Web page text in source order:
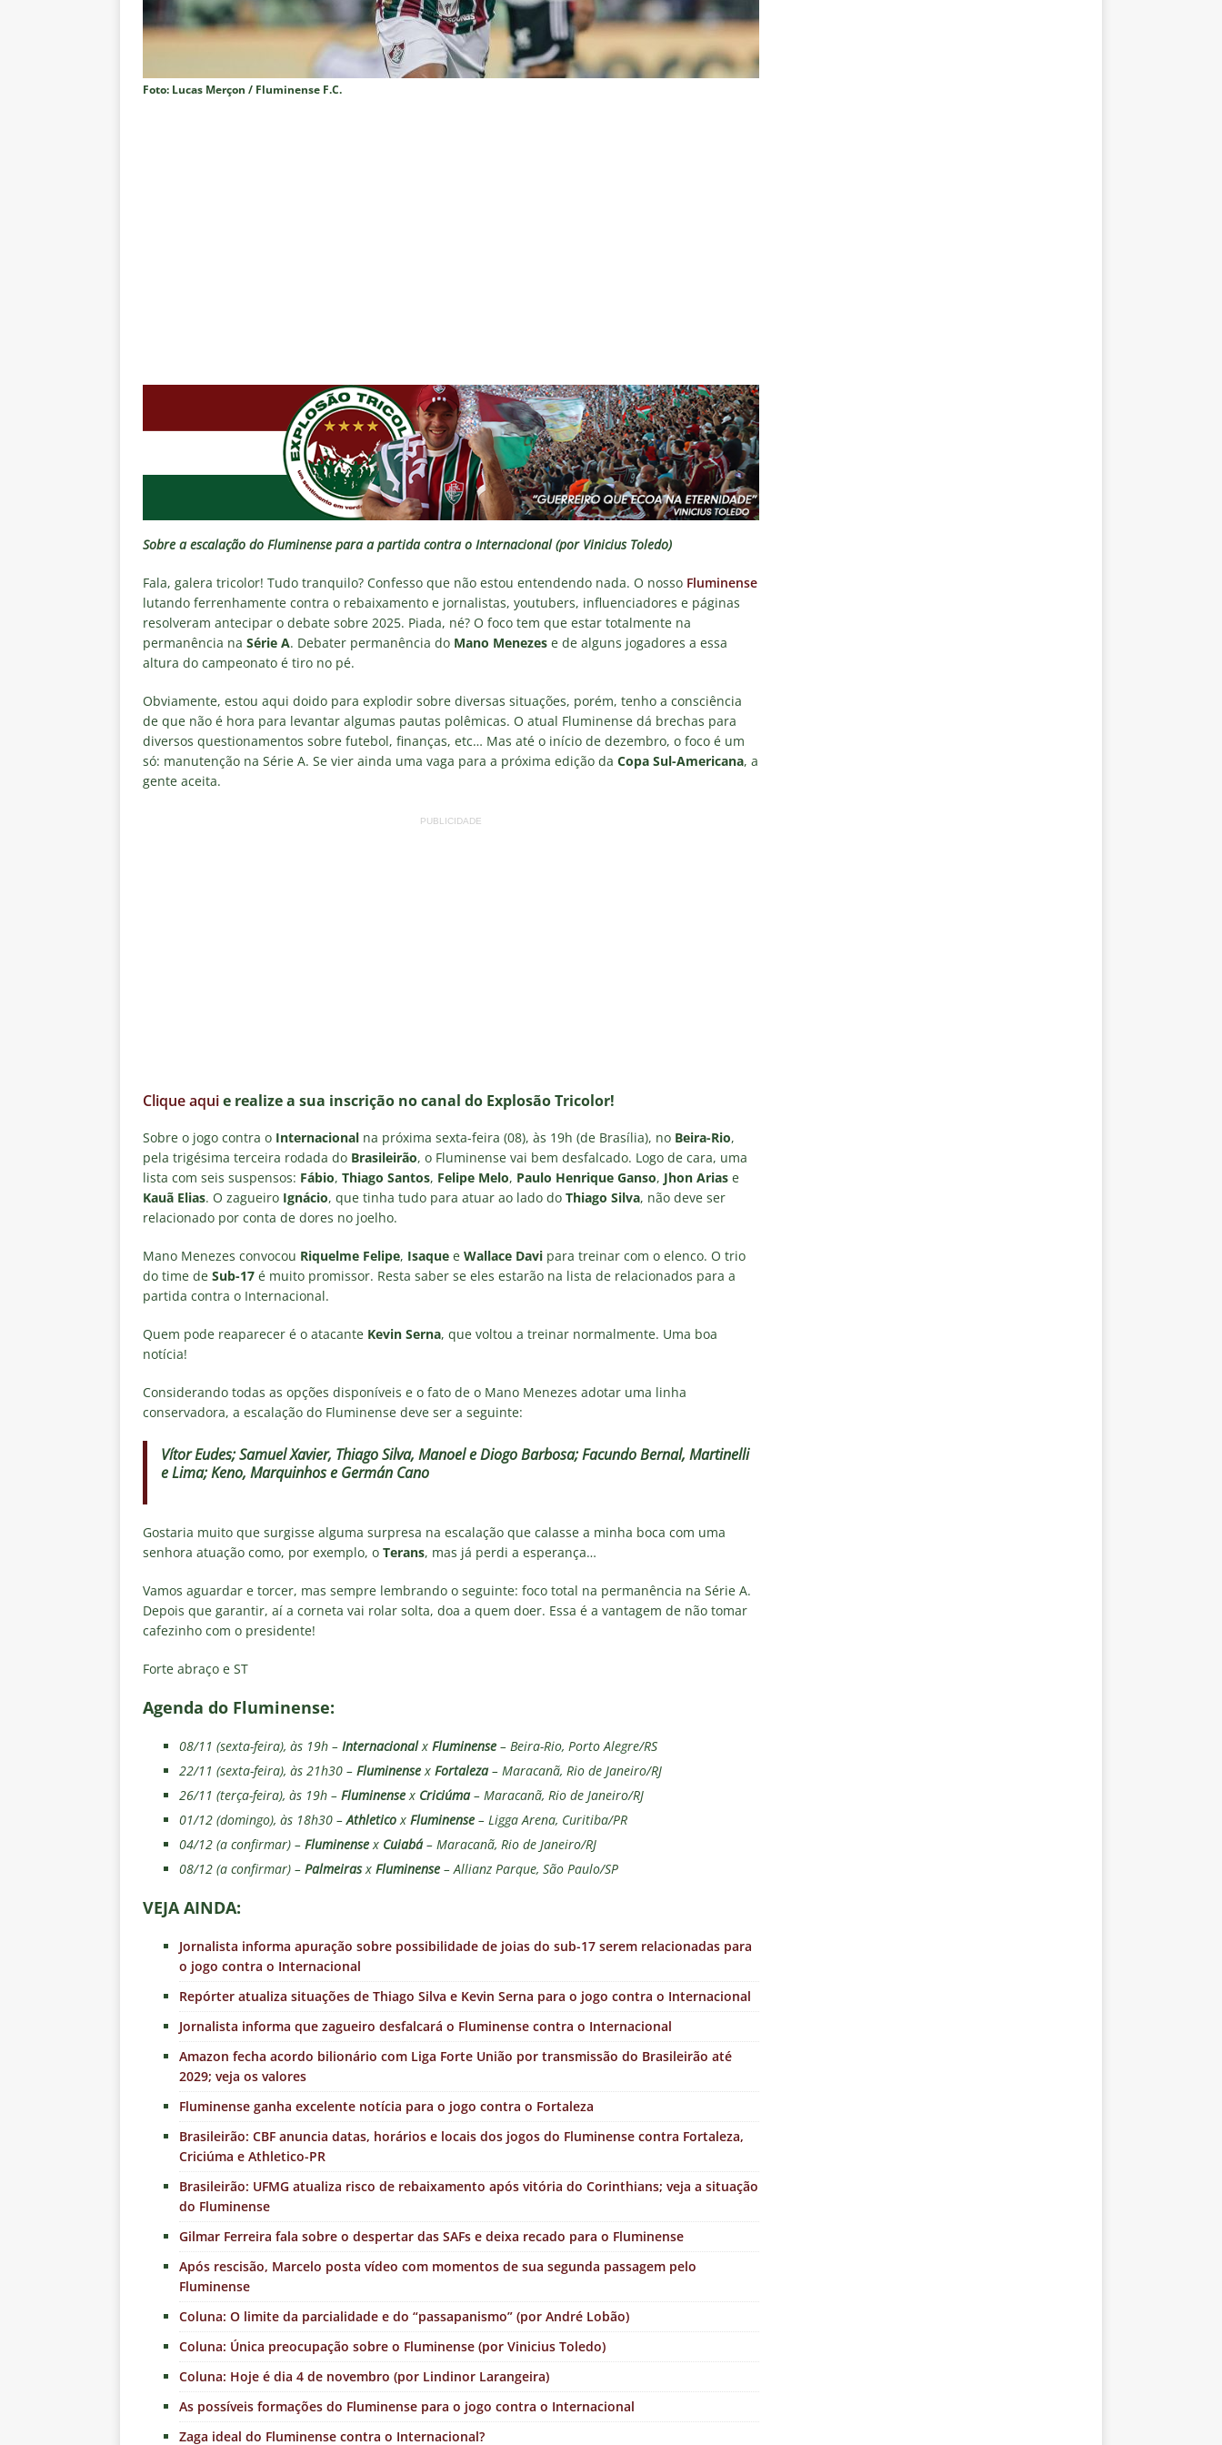
dispara Vinicius Toledo
COLUNAS
[ 7 de agosto de 2026 ] Fluminense faz anúncio sobre o futuro do volante Ruan Sales
NOTÍCIAS
Mercado da bola: Estafe de Luiz Henrique informa encerramento de
[ 7 de agosto de 2026 ] Brasileirão 2026: CBF divulga arbitragem para Botafogo x Fluminense
NOTÍCIAS
[ 7 de agosto de 2026 ] Ex-Fluminense, Fabinho toma decisão após saída do Al-Ittihad
[ 7 de agosto de 2026 ]
Botafogo x Fluminense: onde assistir ao vivo, horário e escalações do
clássico pelo Brasileirão 2026
NOTÍCIAS
[ 7 de agosto de 2026 ]
Foto: Lucas Merçon / Fluminense F.C.
Sobre a escalação do Fluminense para a partida contra o Internacional (por Vinicius Toledo)
Fala, galera tricolor! Tudo tranquilo? Confesso que não estou entendendo nada. O nosso Fluminense
lutando ferrenhamente contra o rebaixamento e jornalistas, youtubers, influenciadores e páginas
resolveram antecipar o debate sobre 2025. Piada, né? O foco tem que estar totalmente na
permanência na Série A. Debater permanência do Mano Menezes e de alguns jogadores a essa
altura do campeonato é tiro no pé.
Obviamente, estou aqui doido para explodir sobre diversas situações, porém, tenho a consciência
de que não é hora para levantar algumas pautas polêmicas. O atual Fluminense dá brechas para
diversos questionamentos sobre futebol, finanças, etc… Mas até o início de dezembro, o foco é um
só: manutenção na Série A. Se vier ainda uma vaga para a próxima edição da Copa Sul-Americana, a
gente aceita.
PUBLICIDADE
Clique aquie realize a sua inscrição no canal do Explosão Tricolor!
Sobre o jogo contra o Internacional na próxima sexta-feira (08), às 19h (de Brasília), no Beira-Rio,
pela trigésima terceira rodada do Brasileirão, o Fluminense vai bem desfalcado. Logo de cara, uma
lista com seis suspensos: Fábio, Thiago Santos, Felipe Melo, Paulo Henrique Ganso, Jhon Arias e
Kauã Elias. O zagueiro Ignácio, que tinha tudo para atuar ao lado do Thiago Silva, não deve ser
relacionado por conta de dores no joelho.
Mano Menezes convocou Riquelme Felipe, Isaque e Wallace Davi para treinar com o elenco. O trio
do time de Sub-17 é muito promissor. Resta saber se eles estarão na lista de relacionados para a
partida contra o Internacional.
Quem pode reaparecer é o atacante Kevin Serna, que voltou a treinar normalmente. Uma boa
notícia!
Considerando todas as opções disponíveis e o fato de o Mano Menezes adotar uma linha
conservadora, a escalação do Fluminense deve ser a seguinte:
Vítor Eudes; Samuel Xavier, Thiago Silva, Manoel e Diogo Barbosa; Facundo Bernal, Martinelli
e Lima; Keno, Marquinhos e Germán Cano
Gostaria muito que surgisse alguma surpresa na escalação que calasse a minha boca com uma
senhora atuação como, por exemplo, o Terans, mas já perdi a esperança…
Vamos aguardar e torcer, mas sempre lembrando o seguinte: foco total na permanência na Série A.
Depois que garantir, aí a corneta vai rolar solta, doa a quem doer. Essa é a vantagem de não tomar
cafezinho com o presidente!
Forte abraço e ST
Agenda do Fluminense:
08/11 (sexta-feira), às 19h – Internacionalx Fluminense – Beira-Rio, Porto Alegre/RS
22/11 (sexta-feira), às 21h30 – Fluminensex Fortaleza– Maracanã, Rio de Janeiro/RJ
26/11 (terça-feira), às 19h – Fluminensex Criciúma– Maracanã, Rio de Janeiro/RJ
01/12 (domingo), às 18h30 –Athleticox Fluminense – Ligga Arena, Curitiba/PR
04/12 (a confirmar) – Fluminensex Cuiabá– Maracanã, Rio de Janeiro/RJ
08/12 (a confirmar) – Palmeirasx Fluminense – Allianz Parque, São Paulo/SP
VEJA AINDA:
Jornalista informa apuração sobre possibilidade de joias do sub-17 serem relacionadas para
o jogo contra o Internacional
Repórter atualiza situações de Thiago Silva e Kevin Serna para o jogo contra o Internacional
Jornalista informa que zagueiro desfalcará o Fluminense contra o Internacional
Amazon fecha acordo bilionário com Liga Forte União por transmissão do Brasileirão até
2029; veja os valores
Fluminense ganha excelente notícia para o jogo contra o Fortaleza
Brasileirão: CBF anuncia datas, horários e locais dos jogos do Fluminense contra Fortaleza,
Criciúma e Athletico-PR
Brasileirão: UFMG atualiza risco de rebaixamento após vitória do Corinthians; veja a situação
do Fluminense
Gilmar Ferreira fala sobre o despertar das SAFs e deixa recado para o Fluminense
Após rescisão, Marcelo posta vídeo com momentos de sua segunda passagem pelo
Fluminense
Coluna: O limite da parcialidade e do “passapanismo” (por André Lobão)
Coluna: Única preocupação sobre o Fluminense (por Vinicius Toledo)
Coluna: Hoje é dia 4 de novembro (por Lindinor Larangeira)
As possíveis formações do Fluminense para o jogo contra o Internacional
Zaga ideal do Fluminense contra o Internacional?